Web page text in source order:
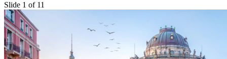
Slide 1 of 11